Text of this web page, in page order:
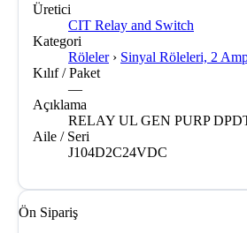
Üretici
CIT Relay and Switch
Kategori
Röleler › Sinyal Röleleri, 2
Kılıf / Paket
—
Açıklama
RELAY UL GEN PURP
Aile / Seri
J104D2C24VDC
Ön Sipariş